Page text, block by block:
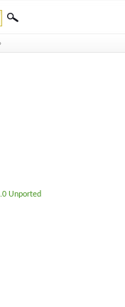
Unported